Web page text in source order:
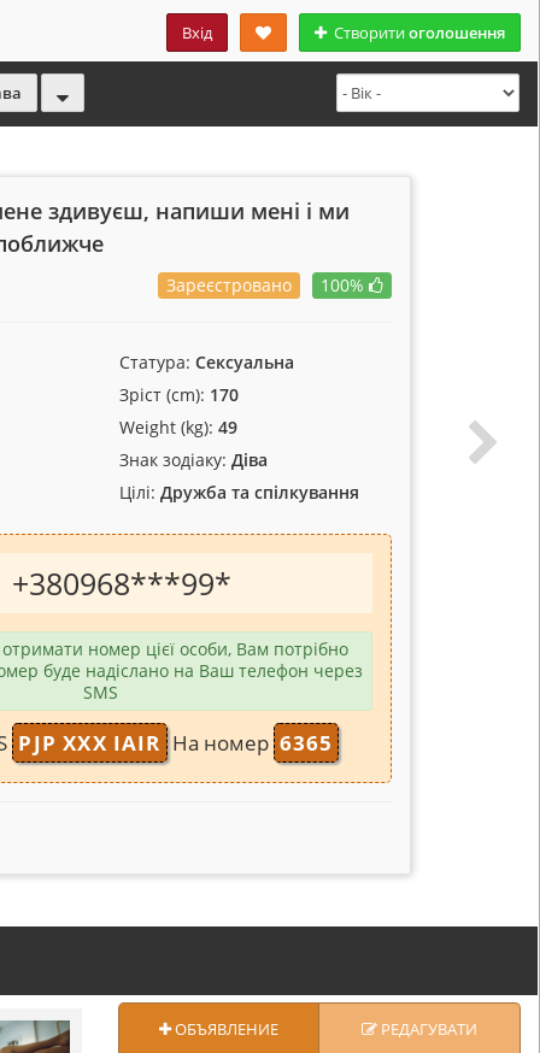
Створитиоголошення
Вхід
здивуєш, напиши мені і ми
100%
Зареєстровано
Статура: Cексуальна
Зріст (cm): 170
Weight (kg): 49
Знак зодіаку: Діва
Цілі: Дружба та спілкування
***99*
номер цієї особи, Вам потрібно
буде надіслано на Ваш телефон через
SMS
PJP XXX IAIR На номер 6365
ОБЪЯВЛЕНИЕ РЕДАГУВАТИ